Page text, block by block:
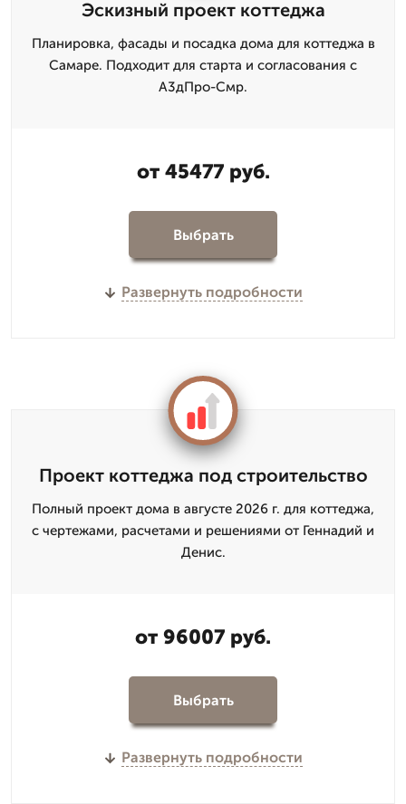
Эскизный проект коттеджа
Планировка, фасады и посадка дома для коттеджа в
Самаре. Подходит для старта и согласования с
А3дПро-Смр.
от 45477 руб.
Выбрать
Развернуть подробности
Проект коттеджа под строительство
Полный проект дома в августе 2026 г. для коттеджа,
с чертежами, расчетами и решениями от Геннадий и
Денис.
от 96007 руб.
Выбрать
Развернуть подробности